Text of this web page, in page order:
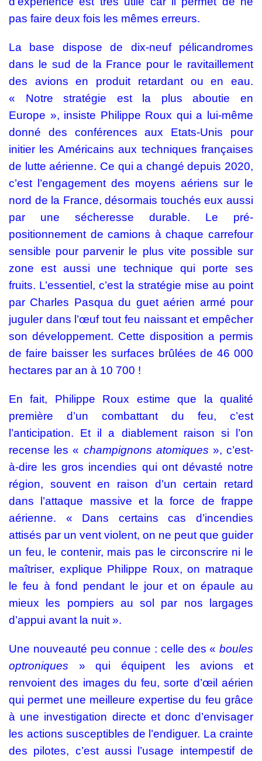
pas faire deux fois les mêmes erreurs.
La base dispose de dix-neuf pélicandromes
dans le sud de la France pour le ravitaillement
des avions en produit retardant ou en eau.
« Notre stratégie est la plus aboutie en
Europe », insiste Philippe Roux qui a lui-même
donné des conférences aux Etats-Unis pour
initier les Américains aux techniques françaises
de lutte aérienne. Ce qui a changé depuis 2020,
c’est l’engagement des moyens aériens sur le
nord de la France, désormais touchés eux aussi
par une sécheresse durable. Le pré-
positionnement de camions à chaque carrefour
sensible pour parvenir le plus vite possible sur
zone est aussi une technique qui porte ses
fruits. L’essentiel, c’est la stratégie mise au point
par Charles Pasqua du guet aérien armé pour
juguler dans l’œuf tout feu naissant et empêcher
son développement. Cette disposition a permis
de faire baisser les surfaces brûlées de 46 000
hectares par an à 10 700 !
En fait, Philippe Roux estime que la qualité
première d’un combattant du feu, c’est
l’anticipation. Et il a diablement raison si l’on
recense les « champignons atomiques », c’est-
à-dire les gros incendies qui ont dévasté notre
région, souvent en raison d’un certain retard
dans l’attaque massive et la force de frappe
aérienne. « Dans certains cas d’incendies
attisés par un vent violent, on ne peut que guider
un feu, le contenir, mais pas le circonscrire ni le
maîtriser, explique Philippe Roux, on matraque
le feu à fond pendant le jour et on épaule au
mieux les pompiers au sol par nos largages
d’appui avant la nuit ».
Une nouveauté peu connue : celle des « boules
optroniques » qui équipent les avions et
renvoient des images du feu, sorte d’œil aérien
qui permet une meilleure expertise du feu grâce
à une investigation directe et donc d’envisager
les actions susceptibles de l’endiguer. La crainte
des pilotes, c’est aussi l’usage intempestif de